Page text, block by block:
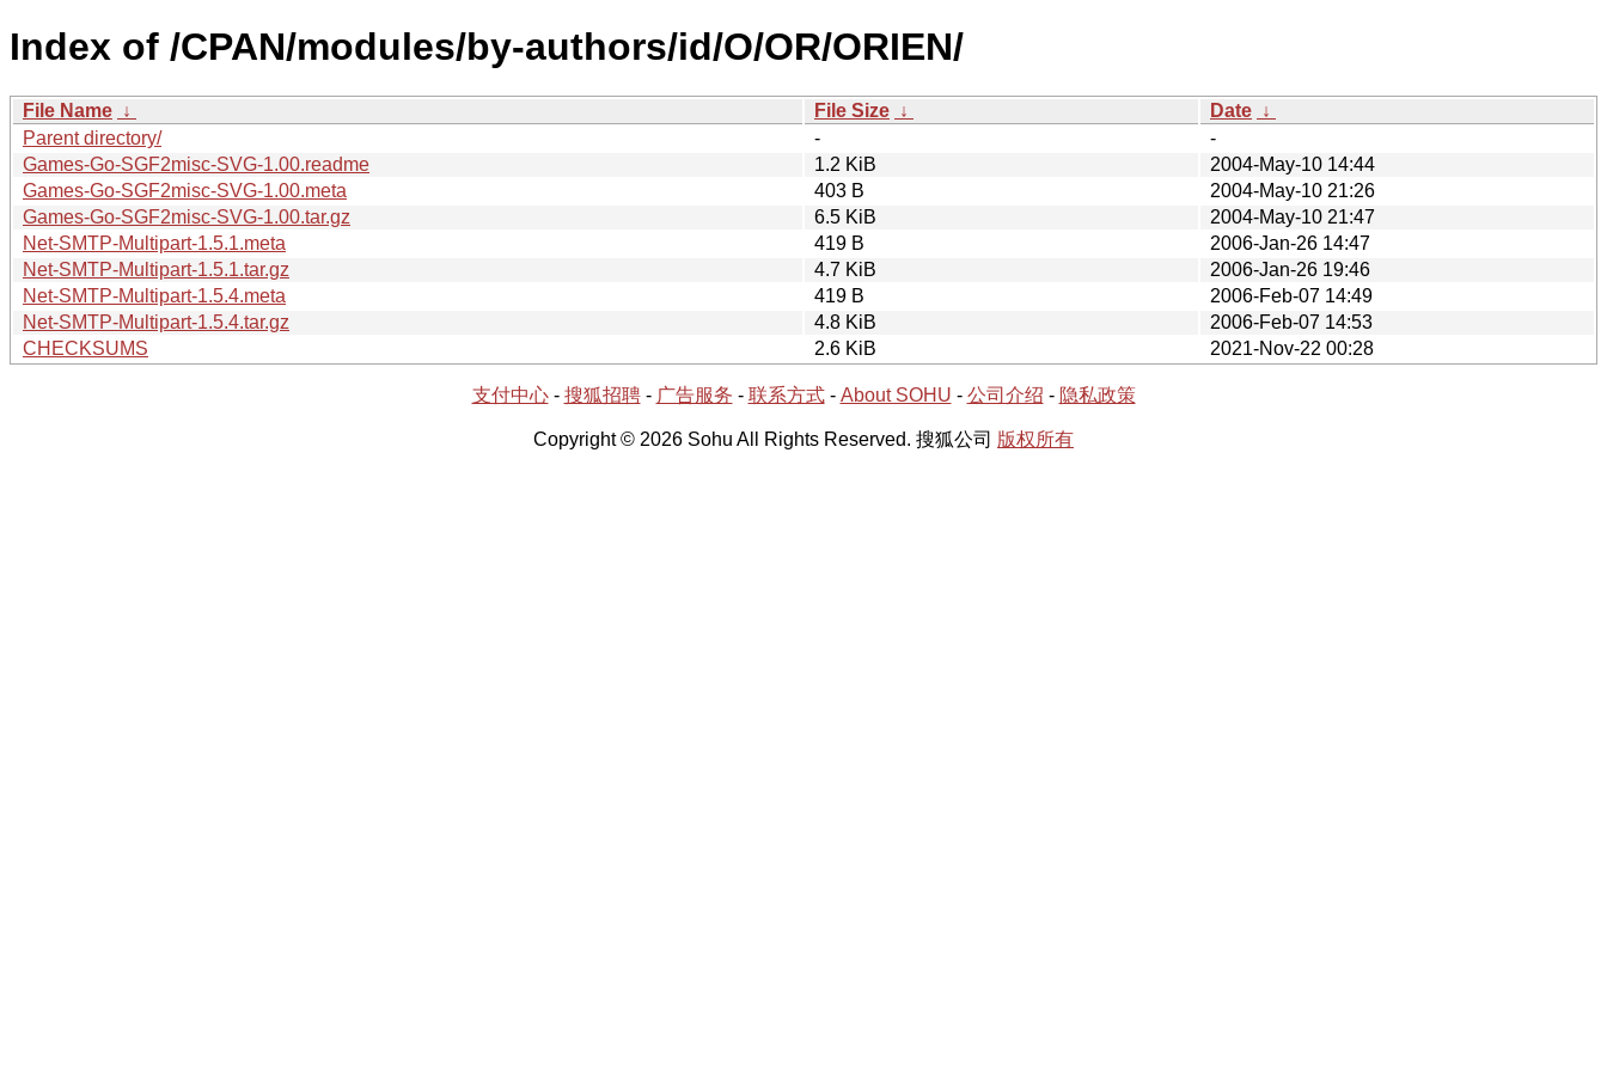
Index of /CPAN/modules/by-authors/id/O/OR/ORIEN/
File Name ↓ File Size ↓ Date ↓
Parent directory/
-
-
Games-Go-SGF2misc-SVG-1.00.readme
1.2 KiB
2004-May-10 14:44
Games-Go-SGF2misc-SVG-1.00.meta
403 B
2004-May-10 21:26
Games-Go-SGF2misc-SVG-1.00.tar.gz
6.5 KiB
2004-May-10 21:47
Net-SMTP-Multipart-1.5.1.meta
419 B
2006-Jan-26 14:47
Net-SMTP-Multipart-1.5.1.tar.gz
4.7 KiB
2006-Jan-26 19:46
Net-SMTP-Multipart-1.5.4.meta
419 B
2006-Feb-07 14:49
Net-SMTP-Multipart-1.5.4.tar.gz
4.8 KiB
2006-Feb-07 14:53
CHECKSUMS
2.6 KiB 2021-Nov-22 00:28
支付中心- 搜狐招聘- 广告服务 - 联系方式- About SOHU - 公司介绍 - 隐私政策
Copyright © 2026 Sohu All Rights Reserved. 搜狐公司 版权所有